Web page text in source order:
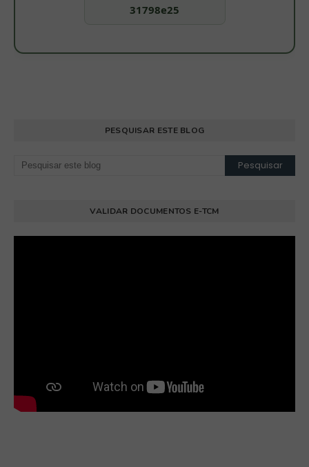
31798e25
PESQUISAR ESTE BLOG
VALIDAR DOCUMENTOS E-TCM